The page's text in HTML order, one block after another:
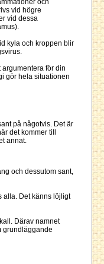
och
vid högre
vid dessa
kyla och kroppen blir
argumentera för din
gör hela situationen
på någotvis. Det är
det kommer till
annat.
och dessutom sant,
alla. Det känns löjligt
Därav namnet
grundläggande